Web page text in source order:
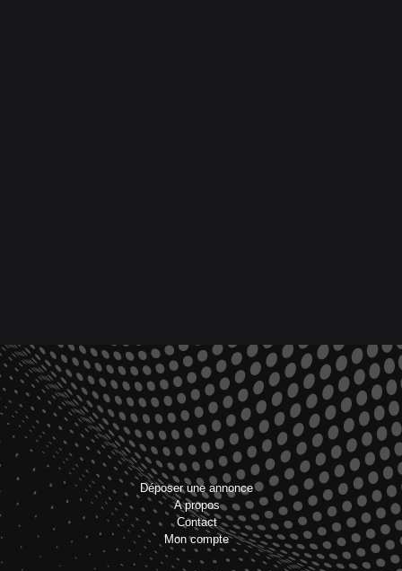
Déposer une annonce
A propos
Contact
Mon compte